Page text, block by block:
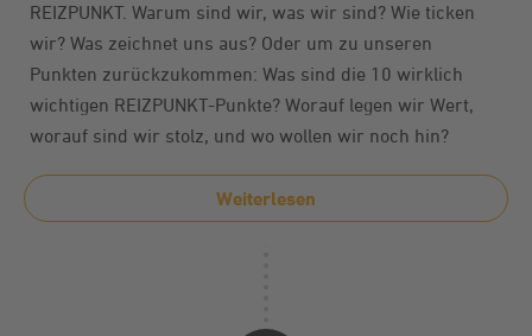
REIZPUNKT. Warum sind wir, was wir sind? Wie ticken
wir? Was zeichnet uns aus? Oder um zu unseren
Punkten zurückzukommen: Was sind die 10 wirklich
wichtigen REIZPUNKT-Punkte? Worauf legen wir Wert,
worauf sind wir stolz, und wo wollen wir noch hin?
Weiterlesen